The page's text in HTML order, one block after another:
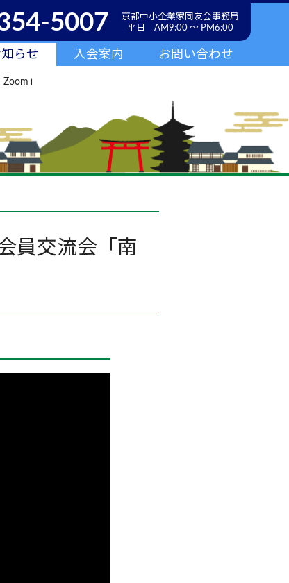
らせ 入会案内 お問い合わせ
5007
京都中小企業家同友会事務局
平日 AM9:00 ～ PM6:00
」
員交流会「南